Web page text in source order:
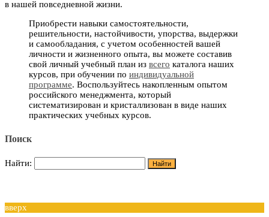
в нашей повседневной жизни.
Приобрести навыки самостоятельности,
решительности, настойчивости, упорства, выдержки
и самообладания, с учетом особенностей вашей
личности и жизненного опыта, вы можете составив
свой личный учебный план из всего каталога наших
курсов, при обучении по индивидуальной
программе. Воспользуйтесь накопленным опытом
российского менеджмента, который
систематизирован и кристаллизован в виде наших
практических учебных курсов.
Поиск
Найти:
вверх